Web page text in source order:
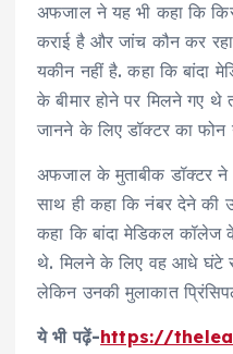
अफजाल ने यह भी कहा कि
कराई है और जांच कौन कर रहा
यकीन नहीं है. कहा कि बांदा
के बीमार होने पर मिलने गए थे
जानने के लिए डॉक्टर का फोन
अफजाल के मुताबीक डॉक्टर ने
साथ ही कहा कि नंबर देने की
कहा कि बांदा मेडिकल कॉलेज
थे. मिलने के लिए वह आधे घंटे
लेकिन उनकी मुलाकात
ये भी पढ़ें-https://